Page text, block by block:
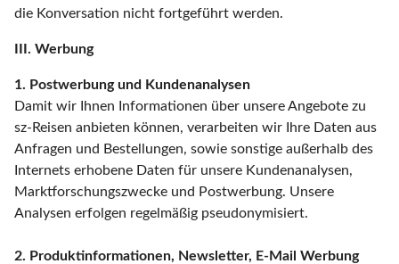
die Konversation nicht fortgeführt werden.
III. Werbung
1. Postwerbung und Kundenanalysen
Damit wir Ihnen Informationen über unsere Angebote zu
sz-Reisen anbieten können, verarbeiten wir Ihre Daten aus
Anfragen und Bestellungen, sowie sonstige außerhalb des
Internets erhobene Daten für unsere Kundenanalysen,
Marktforschungszwecke und Postwerbung. Unsere
Analysen erfolgen regelmäßig pseudonymisiert.
2. Produktinformationen, Newsletter, E-Mail Werbung